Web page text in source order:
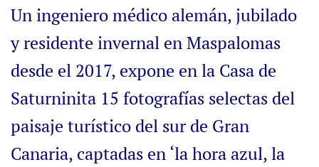
Un ingeniero médico alemán, jubilado
y residente invernal en Maspalomas
desde el 2017, expone en la Casa de
Saturninita 15 fotografías selectas del
paisaje turístico del sur de Gran
Canaria, captadas en ‘la hora azul, la